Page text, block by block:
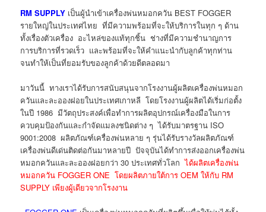
RM SUPPLY เป็นผู้นำเข้าเครื่องพ่นหมอกควัน BEST FOGGER
รายใหญ่ในประเทศไทย ที่มีความพร้อมที่จะให้บริการในทุก ๆ ด้าน
ทั้งเรื่องตัวเครื่อง อะไหล่ของแท้ทุกชิ้น ช่างที่มีความชำนาญการ
การบริการที่รวดเร็ว และพร้อมที่จะให้คำแนะนำกับลูกค้าทุกท่าน
จนทำให้เป็นที่ยอมรับของลูกค้าด้วยดีตลอดมา
มาวันนี้ ทางเราได้รับการสนับสนุนจากโรงงานผู้ผลิตเครื่องพ่นหมอก
ควันและละอองฝอยในประเทศเกาหลี โดยโรงงานผู้ผลิตได้เริ่มก่อตั้ง
ในปี 1986 มีวัตถุประสงค์เพื่อทำการผลิตอุปกรณ์เครื่องมือในการ
ควบคุมป้องกันและกำจัดแมลงชนิดต่าง ๆ ได้รับมาตรฐาน ISO
9001:2008 ผลิตภัณฑ์เครื่องพ่นหลาย ๆ รุ่นได้รับรางวัลผลิตภัณฑ์
เครื่องพ่นดีเด่นติดต่อกันมาหลายปี ปัจจุบันได้ทำการส่งออกเครื่องพ่น
หมอกควันและละอองฝอยกว่า 30 ประเทศทั่วโลก ได้ผลิตเครื่องพ่น
หมอกควัน FOGGER ONE โดยผลิตภายใต้การ OEM ให้กับ RM
SUPPLY เพียงผู้เดียวจากโรงงาน